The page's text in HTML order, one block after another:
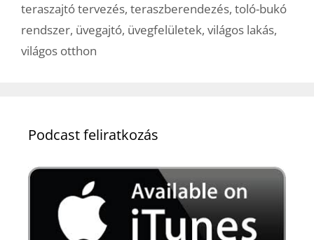
teraszajtó tervezés, teraszberendezés, toló-bukó
rendszer, üvegajtó, üvegfelületek, világos lakás,
világos otthon
Podcast feliratkozás